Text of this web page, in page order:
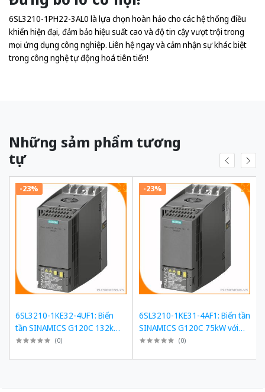
6SL3210-1PH22-3AL0 là lựa chọn hoàn hảo cho các hệ thống điều
khiển hiện đại, đảm bảo hiệu suất cao và độ tin cậy vượt trội trong
mọi ứng dụng công nghiệp. Liên hệ ngay và cảm nhận sự khác biệt
trong công nghệ tự động hoá tiên tiến!
Những sảm phẩm tương
tự
-23%
6SL3210-1KE32-4UF1: Biến
tần SINAMICS G120C 132kW
với Tải Quá Tải 150%
(0)
-23%
6SL3210-1KE31-4AF1: Biến tần
SINAMICS G120C 75kW với
Tải Quá Tải 150% và Tính
(0)